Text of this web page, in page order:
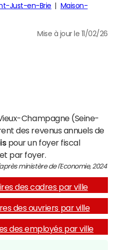
Just-en-Brie
Maison-
Mise à jour le 11/02/26
Champagne (Seine-
des revenus annuels de
pour un foyer fiscal
par foyer.
ministère de l'Economie, 2024
des cadres par ville
des ouvriers par ville
des employés par ville